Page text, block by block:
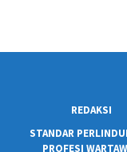
REDAKSI
STANDAR
PROFESI